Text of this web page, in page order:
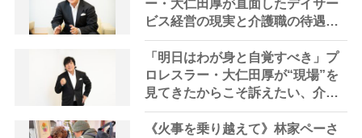
ー・大仁田厚が直面したデイサー
ビス経営の現実と介護職の待遇改
善の必要性 「介護職の人たち
が“自分も心豊かになれる”って思
えるような環境を作らないとダ
メ」
「明日はわが身と自覚すべき」プ
ロレスラー・大仁田厚が“現場”を
見てきたからこそ訴えたい、介護
制度のリアルと業界へのエール
《火事を乗り越えて》林家ペーさ